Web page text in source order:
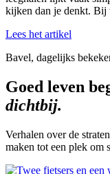
kijken dan je denkt.
Lees het artikel
Bavel, dagelijks
Goed leven
dichtbij.
Verhalen over de
maken tot een plek om